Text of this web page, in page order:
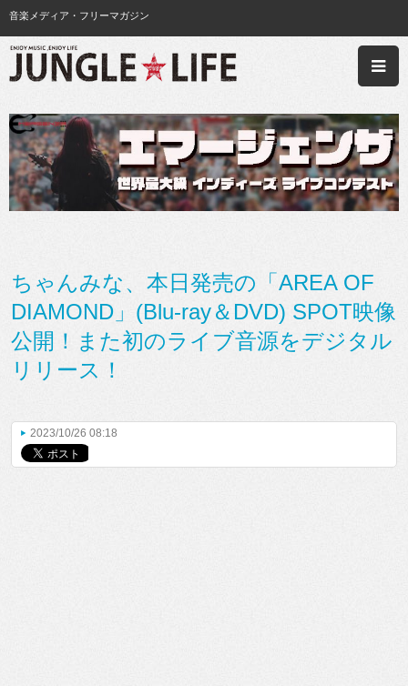
音楽メディア・フリーマガジン
ちゃんみな、本日発売の「AREA OF
DIAMOND」(Blu-ray＆DVD) SPOT映像
公開！また初のライブ音源をデジタル
リリース！
2023/10/26 08:18